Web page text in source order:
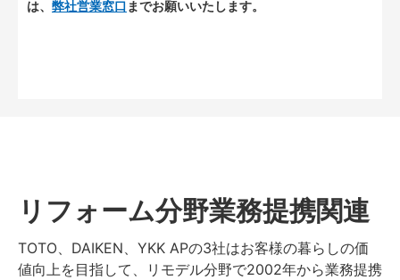
は、 弊社営業窓口 までお願いいたします。
リフォーム分野業務提携関連
TOTO、DAIKEN、YKK APの3社はお客様の暮らしの価
値向上を目指して、リモデル分野で2002年から業務提携